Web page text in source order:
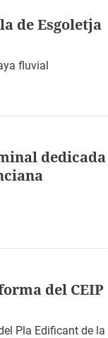
de Esgoletja
fluvial
dedicada
del CEIP
Pla Edificant de la